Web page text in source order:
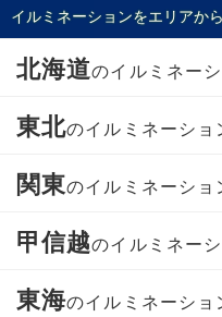
イルミネーションをエリアか
北海道のイルミネー
東北のイルミネーショ
関東のイルミネーショ
甲信越のイルミネー
東海のイルミネーショ